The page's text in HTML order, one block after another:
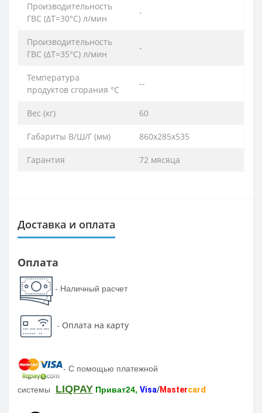
Производительность
ГВС (ΔT=30°C) л/мин
-
Производительность
ГВС (ΔT=35°C) л/мин
-
Температура
продуктов сгорания °C
--
Вес (кг) 60
Габариты В/Ш/Г (мм) 860х285х535
Гарантия 72 мясяца
Доставка и оплата
Оплата
- Наличный расчет
- Оплата на карту
- С помощью платежной
системы LIQPAY Приват24, Visa/Mastercard